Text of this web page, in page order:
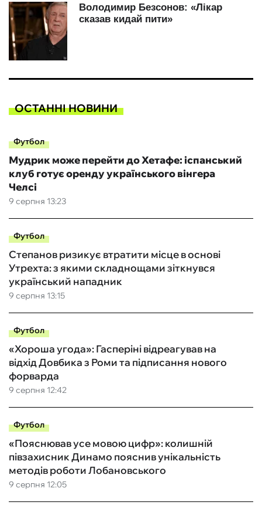
ОСТАННІ НОВИНИ
Футбол
9 серпня 13:23
Мудрик може перейти до Хетафе: іспанський
клуб готує оренду українського вінгера
Челсі
Футбол
9 серпня 13:15
Степанов ризикує втратити місце в основі
Утрехта: з якими складнощами зіткнувся
український нападник
Футбол
9 серпня 12:42
«Хороша угода»: Гасперіні відреагував на
відхід Довбика з Роми та підписання нового
форварда
Футбол
9 серпня 12:05
«Пояснював усе мовою цифр»: колишній
півзахисник Динамо пояснив унікальність
методів роботи Лобановського